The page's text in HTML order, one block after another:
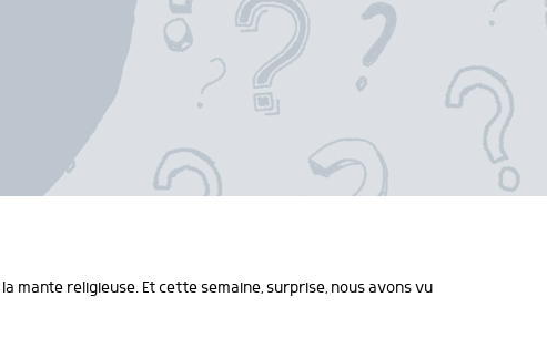
mante religieuse. Et cette semaine, surprise, nous avons vu